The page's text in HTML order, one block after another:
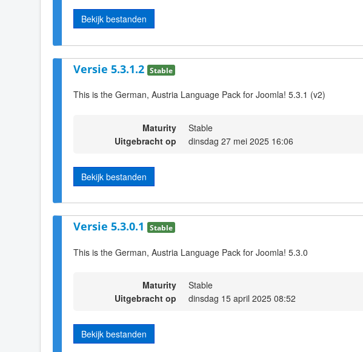
Bekijk bestanden
Versie 5.3.1.2 Stable
This is the German, Austria Language Pack for Joomla! 5.3.1 (v2)
Maturity
Stable
Uitgebracht op
dinsdag 27 mei 2025 16:06
Bekijk bestanden
Versie 5.3.0.1 Stable
This is the German, Austria Language Pack for Joomla! 5.3.0
Maturity
Stable
Uitgebracht op
dinsdag 15 april 2025 08:52
Bekijk bestanden